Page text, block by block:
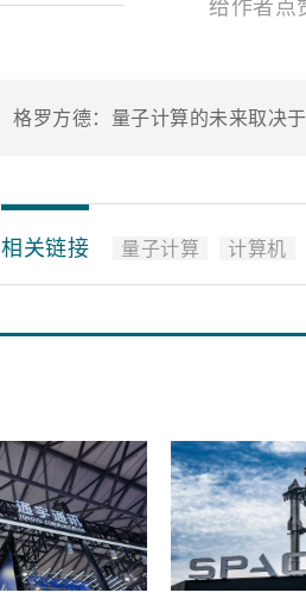
格罗方德：量子计算的未来取决
相关链接 量子计算 计算机